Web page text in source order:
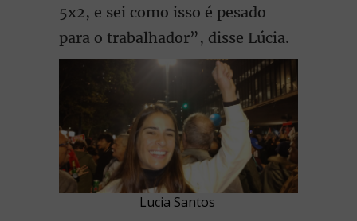
5x2, e sei como isso é pesado
para o trabalhador”, disse Lúcia.
Lucia Santos